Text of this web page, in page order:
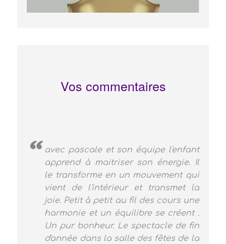
Vos commentaires
avec pascale et son équipe l'enfant
apprend à maitriser son énergie. Il
le transforme en un mouvement qui
vient de l'intérieur et transmet la
joie. Petit à petit au fil des cours une
harmonie et un équilibre se créent .
Un pur bonheur. Le spectacle de fin
d'année dans la salle des fêtes de la